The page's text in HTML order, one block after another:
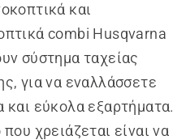
και
combi Husqvarna
σύστημα ταχείας
για να εναλλάσσετε
και εύκολα εξαρτήματα.
χρειάζεται είναι να